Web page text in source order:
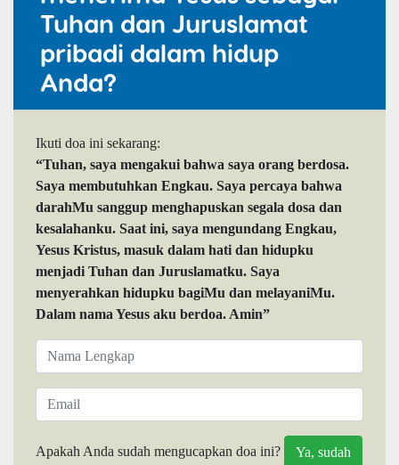
Tuhan dan Juruslamat
pribadi dalam hidup
Anda?
Ikuti doa ini sekarang:
“Tuhan, saya mengakui bahwa saya orang berdosa.
Saya membutuhkan Engkau. Saya percaya bahwa
darahMu sanggup menghapuskan segala dosa dan
kesalahanku. Saat ini, saya mengundang Engkau,
Yesus Kristus, masuk dalam hati dan hidupku
menjadi Tuhan dan Juruslamatku. Saya
menyerahkan hidupku bagiMu dan melayaniMu.
Dalam nama Yesus aku berdoa. Amin”
Apakah Anda sudah mengucapkan doa ini?